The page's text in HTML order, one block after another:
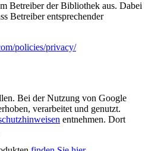
Betreiber der Bibliothek aus. Dabei
Betreiber entsprechender
policies/privacy/
Bei der Nutzung von Google
verarbeitet und genutzt.
entnehmen. Dort